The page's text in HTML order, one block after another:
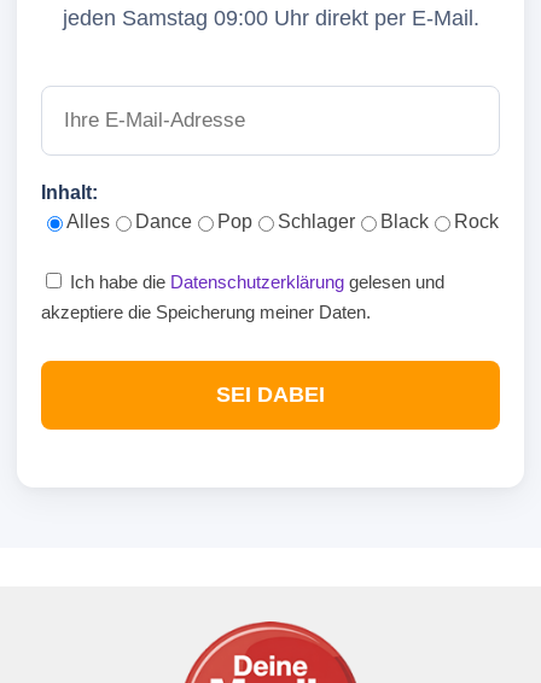
jeden Samstag 09:00 Uhr direkt per E-Mail.
Inhalt:
Alles
Dance Pop Schlager Black Rock
Ich habe die Datenschutzerklärung gelesen und
akzeptiere die Speicherung meiner Daten.
SEI DABEI